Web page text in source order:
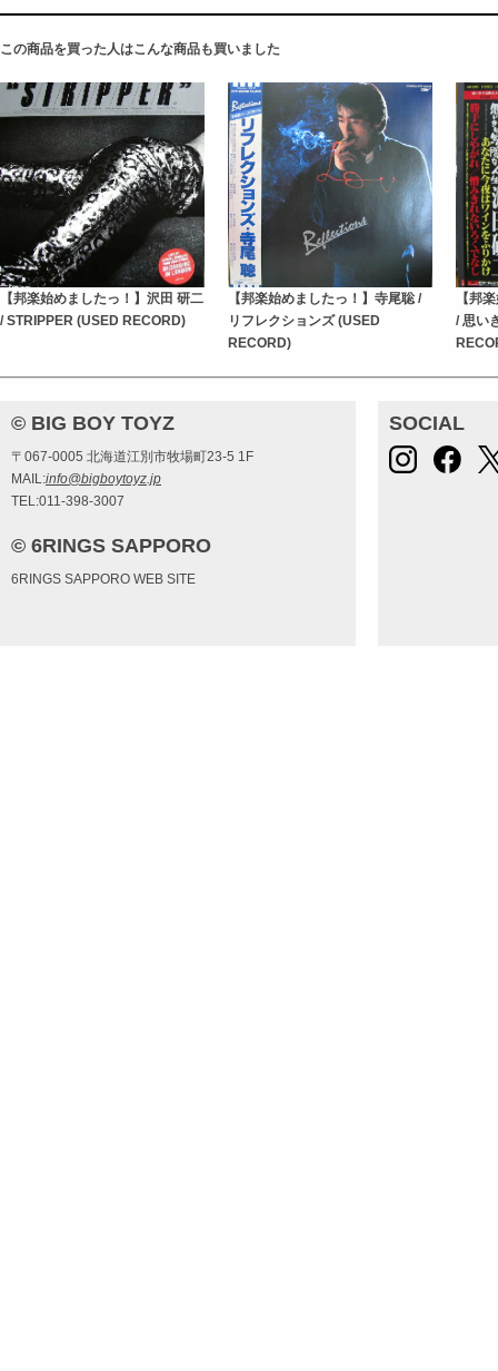
この商品を買った人はこんな商品も買いました
【邦楽始めましたっ！】沢田 研二
/ STRIPPER (USED RECORD)
【邦楽始めましたっ！】寺尾聡 /
リフレクションズ (USED
RECORD)
【邦
/ 思い
© BIG BOY TOYZ
〒067-0005 北海道江別市牧場町23-5 1F
MAIL:info@bigboytoyz.jp
TEL:011-398-3007
© 6RINGS SAPPORO
6RINGS SAPPORO WEB SITE
SOCIAL